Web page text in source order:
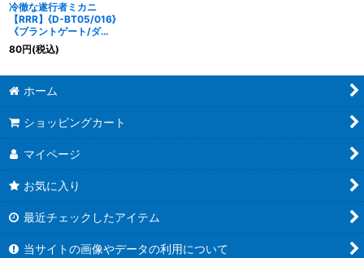
冷徹な遂行者ミカニ
【RRR】{D-BT05/016}
《ブラントゲート/ダー
クステイツ》
80円(税込)
ホーム
ショッピングカート
マイページ
お気に入り
最近チェックしたアイテム
当サイトの画像やデータの利用について